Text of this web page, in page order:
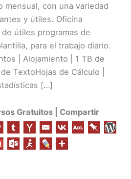
mensual, con una variedad
y útiles. Oficina
útiles programas de
para el trabajo diario.
| Alojamiento | 1 TB de
TextoHojas de Cálculo |
[…]
Gratuitos | Compartir